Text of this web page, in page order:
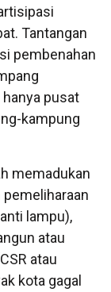
Tantangan
pembenahan
hanya pusat
kampung
memadukan
lampu),
atau
atau
kota gagal